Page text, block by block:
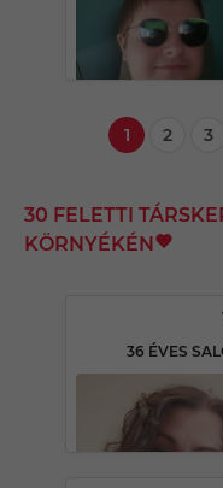
1 2 3
30 FELETTI
KÖRNYÉKÉN
36 ÉVES